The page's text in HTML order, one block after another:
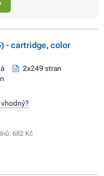
- cartridge, color
2x249 stran
682 Kč